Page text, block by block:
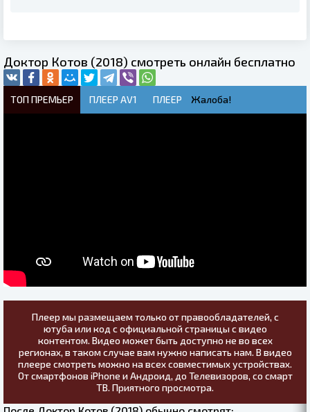
Доктор Котов (2018) смотреть онлайн бесплатно
ТОП ПРЕМЬЕР ПЛЕЕР AV1 ПЛЕЕР Жалоба!
Плеер мы размещаем только от правообладателей, с
ютуба или код с официальной страницы с видео
контентом. Видео может быть доступно не во всех
регионах, в таком случае вам нужно написать нам. В видео
плеере смотреть можно на всех совместимых устройствах.
От смартфонов iPhone и Андроид, до Телевизоров, со смарт
ТВ. Приятного просмотра.